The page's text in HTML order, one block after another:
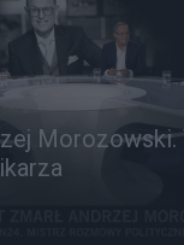
Morozowski.